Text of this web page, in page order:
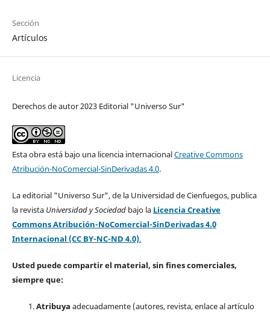
Sección
Artículos
Licencia
Derechos de autor 2023 Editorial "Universo Sur"
Esta obra está bajo una licencia internacionalCreative Commons
Atribución-NoComercial-SinDerivadas 4.0.
La editorial "Universo Sur", de la Universidad de Cienfuegos, publica
la revista Universidad y Sociedad bajo la Licencia Creative
Commons Atribución-NoComercial-SinDerivadas 4.0
Internacional (CC BY-NC-ND 4.0).
Usted puede compartir el material, sin fines comerciales,
siempre que:
Atribuya adecuadamente (autores, revista, enlace al artículo